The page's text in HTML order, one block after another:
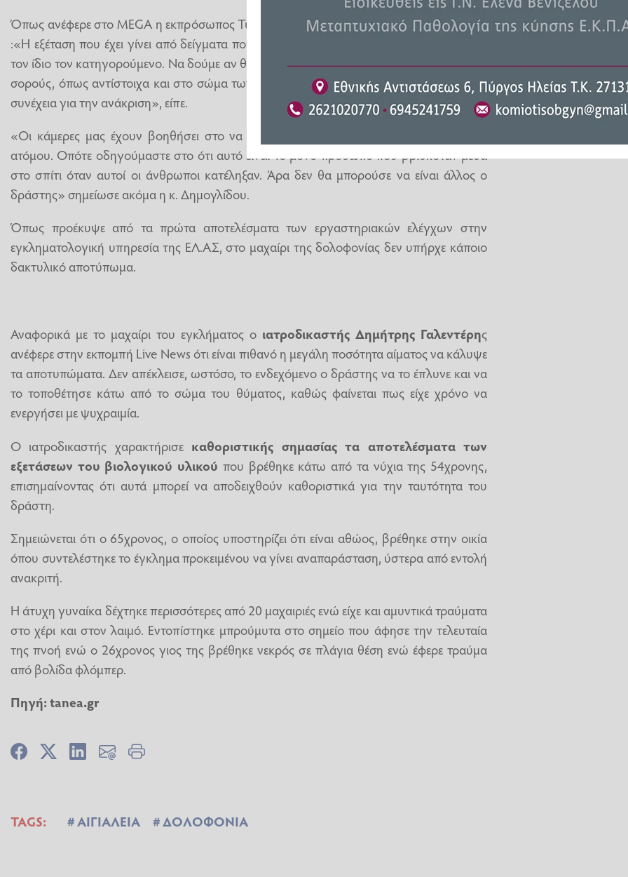
Όπως ανέφερε στο MEGA η εκπρόσωπος Τύπου της ΕΛ.ΑΣ.Κωνσταντία Δημογλίδου
:«Η εξέταση που έχει γίνει από δείγματα που έχουν ληφθεί από τις δύο σορούς και από
τον ίδιο τον κατηγορούμενο. Να δούμε αν θα βρεθεί DNA, αν θα ταυτοποιείται με τις δύο
σορούς, όπως αντίστοιχα και στο σώμα των νεκρών. Είναι πολύ σημαντικό εύρημα στη
συνέχεια για την ανάκριση», είπε.
«Οι κάμερες μας έχουν βοηθήσει στο να αποκλείσουμε ότι υπάρχει παρουσία άλλου
ατόμου. Οπότε οδηγούμαστε στο ότι αυτό είναι το μόνο πρόσωπο που βρισκόταν μέσα
στο σπίτι όταν αυτοί οι άνθρωποι κατέληξαν. Άρα δεν θα μπορούσε να είναι άλλος ο
δράστης» σημείωσε ακόμα η κ. Δημογλίδου.
Όπως προέκυψε από τα πρώτα αποτελέσματα των εργαστηριακών ελέγχων στην
εγκληματολογική υπηρεσία της ΕΛ.ΑΣ, στο μαχαίρι της δολοφονίας δεν υπήρχε κάποιο
δακτυλικό αποτύπωμα.
Αναφορικά με το μαχαίρι του εγκλήματος ο ιατροδικαστής Δημήτρης Γαλεντέρης
ανέφερε στην εκπομπή Live News ότι είναι πιθανό η μεγάλη ποσότητα αίματος να κάλυψε
τα αποτυπώματα. Δεν απέκλεισε, ωστόσο, το ενδεχόμενο ο δράστης να το έπλυνε και να
το τοποθέτησε κάτω από το σώμα του θύματος, καθώς φαίνεται πως είχε χρόνο να
ενεργήσει με ψυχραιμία.
Ο ιατροδικαστής χαρακτήρισεκαθοριστικής σημασίας τα αποτελέσματα των
εξετάσεων του βιολογικού υλικού που βρέθηκε κάτω από τα νύχια της 54χρονης,
επισημαίνοντας ότι αυτά μπορεί να αποδειχθούν καθοριστικά για την ταυτότητα του
δράστη.
Σημειώνεται ότι ο 65χρονος, ο οποίος υποστηρίζει ότι είναι αθώος, βρέθηκε στην οικία
όπου συντελέστηκε το έγκλημα προκειμένου να γίνει αναπαράσταση, ύστερα από εντολή
ανακριτή.
Η άτυχη γυναίκα δέχτηκε περισσότερες από 20 μαχαιριές ενώ είχε και αμυντικά τραύματα
στο χέρι και στον λαιμό. Εντοπίστηκε μπρούμυτα στο σημείο που άφησε την τελευταία
της πνοή ενώ ο 26χρονος γιος της βρέθηκε νεκρός σε πλάγια θέση ενώ έφερε τραύμα
από βολίδα φλόμπερ.
Πηγή: tanea.gr
TAGS: ΑΙΓΙΑΛΕΙΑ ΔΟΛΟΦΟΝΙΑ